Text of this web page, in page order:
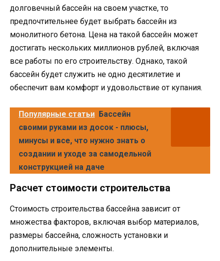
долговечный бассейн на своем участке, то
предпочтительнее будет выбрать бассейн из
монолитного бетона. Цена на такой бассейн может
достигать нескольких миллионов рублей, включая
все работы по его строительству. Однако, такой
бассейн будет служить не одно десятилетие и
обеспечит вам комфорт и удовольствие от купания.
Популярные статьи Бассейн
своими руками из досок - плюсы,
минусы и все, что нужно знать о
создании и уходе за самодельной
конструкцией на даче
Расчет стоимости строительства
Стоимость строительства бассейна зависит от
множества факторов, включая выбор материалов,
размеры бассейна, сложность установки и
дополнительные элементы.